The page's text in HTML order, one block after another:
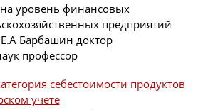
уровень финансовых
предприятий
Барбашин доктор
профессор
себестоимости продуктов
учете